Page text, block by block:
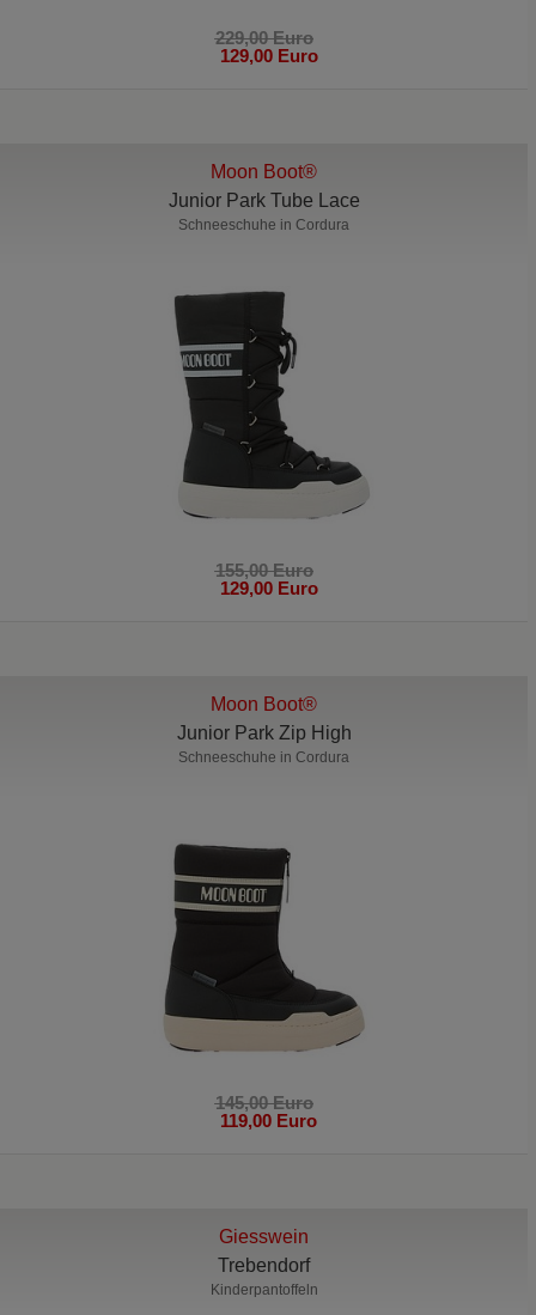
229,00 Euro
129,00 Euro
Moon Boot®
Junior Park Tube Lace
Schneeschuhe in Cordura
155,00 Euro
129,00 Euro
Moon Boot®
Junior Park Zip High
Schneeschuhe in Cordura
145,00 Euro
119,00 Euro
Giesswein
Trebendorf
Kinderpantoffeln